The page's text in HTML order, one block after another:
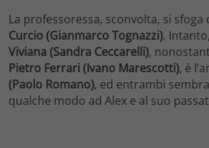
La professoressa, sconvolta, si sfoga
Curcio (Gianmarco Tognazzi).
Viviana (Sandra Ceccarelli),
Pietro Ferrari (Ivano Marescotti), è
(Paolo Romano), ed entrambi
qualche modo ad Alex e al suo